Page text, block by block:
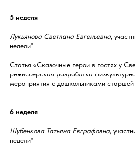
5 неделя
Лукьянова Светлана Евгеньевна,
недели"
Статья «Сказочные герои в гостях у
режиссерская разработка
мероприятия с дошкольниками старшей
6 неделя
Шубенкова Татьяна Евграфовна,
недели"